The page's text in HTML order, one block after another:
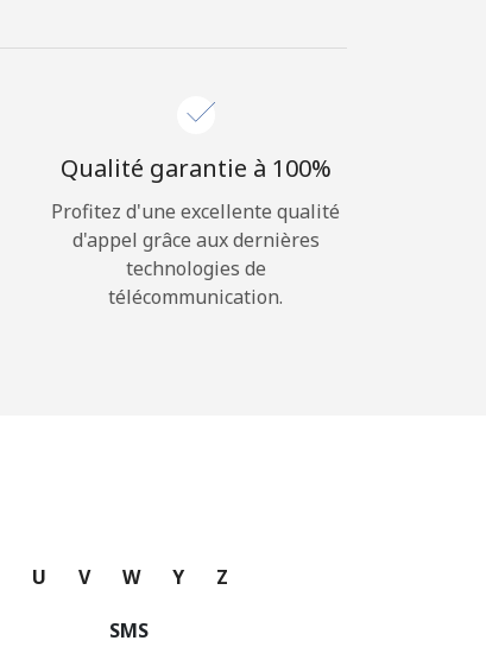
Qualité garantie à 100%
Profitez d'une excellente qualité
d'appel grâce aux dernières
technologies de
télécommunication.
U V W Y Z
SMS